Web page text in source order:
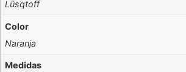
Lüsqtoff
Color
Naranja
Medidas